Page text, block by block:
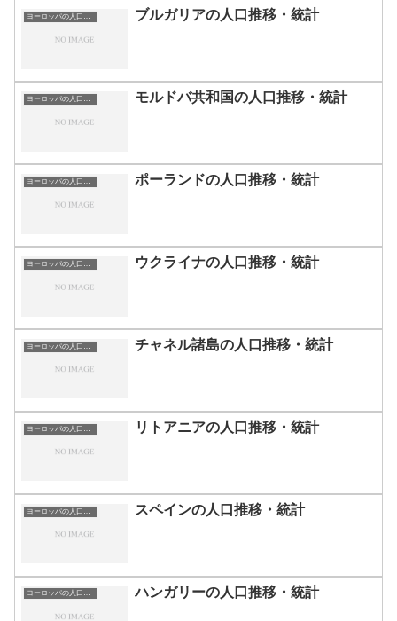
ヨーロッパの人口推移・統計 ブルガリアの人口推移・統計
ヨーロッパの人口推移・統計 モルドバ共和国の人口推移・統計
ヨーロッパの人口推移・統計 ポーランドの人口推移・統計
ヨーロッパの人口推移・統計 ウクライナの人口推移・統計
チャネル諸島の人口推移・統計
リトアニアの人口推移・統計
スペインの人口推移・統計
ヨーロッパの人口推移・統計 ハンガリーの人口推移・統計